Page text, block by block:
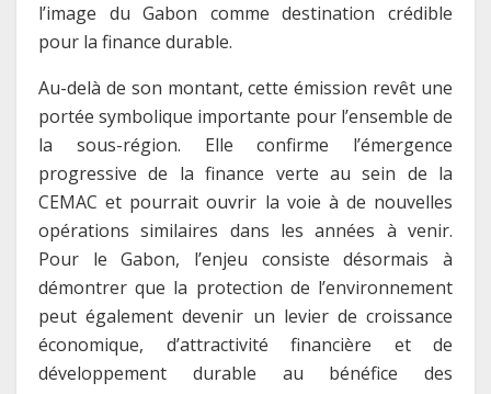
l’image du Gabon comme destination crédible
pour la finance durable.
Au-delà de son montant, cette émission revêt une
portée symbolique importante pour l’ensemble de
la sous-région. Elle confirme l’émergence
progressive de la finance verte au sein de la
CEMAC et pourrait ouvrir la voie à de nouvelles
opérations similaires dans les années à venir.
Pour le Gabon, l’enjeu consiste désormais à
démontrer que la protection de l’environnement
peut également devenir un levier de croissance
économique, d’attractivité financière et de
développement durable au bénéfice des